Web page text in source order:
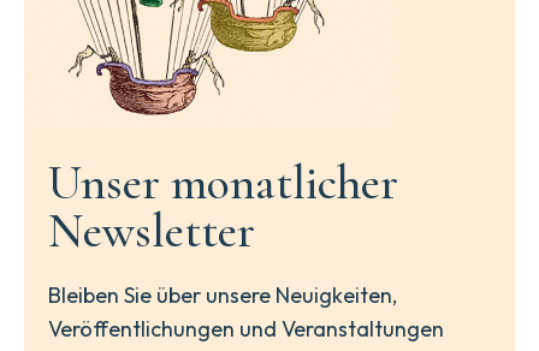
Unser monatlicher
Newsletter
Bleiben Sie über unsere Neuigkeiten,
Veröffentlichungen und Veranstaltungen